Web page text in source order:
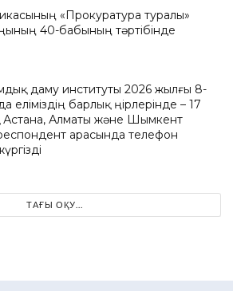
«Прокуратура туралы»
40-бабының тәртібінде
даму институты 2026 жылғы 8-
барлық өңірлерінде – 17
Астана, Алматы және Шымкент
арасында телефон
ТАҒЫ ОҚУ...